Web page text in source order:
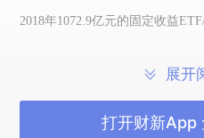
2018年1072.9亿元的固定收益
（一）美国
展开
打开财新App